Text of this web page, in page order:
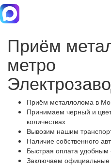
Приём
метро
Приём металлолома в
Принимаем черный и
количествах
Вывозим нашим
Наличие собственного
Быстрая оплата удобным
Заключаем официальные